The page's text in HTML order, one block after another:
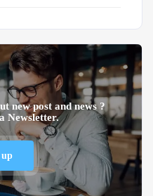
new post and news ?
Newsletter.